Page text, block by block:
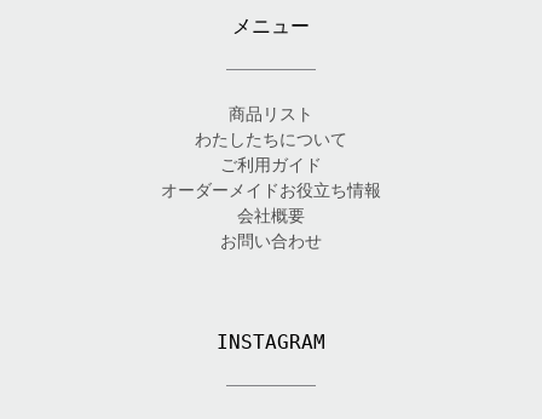
メニュー
商品リスト
わたしたちについて
ご利用ガイド
オーダーメイドお役立ち情報
会社概要
お問い合わせ
INSTAGRAM